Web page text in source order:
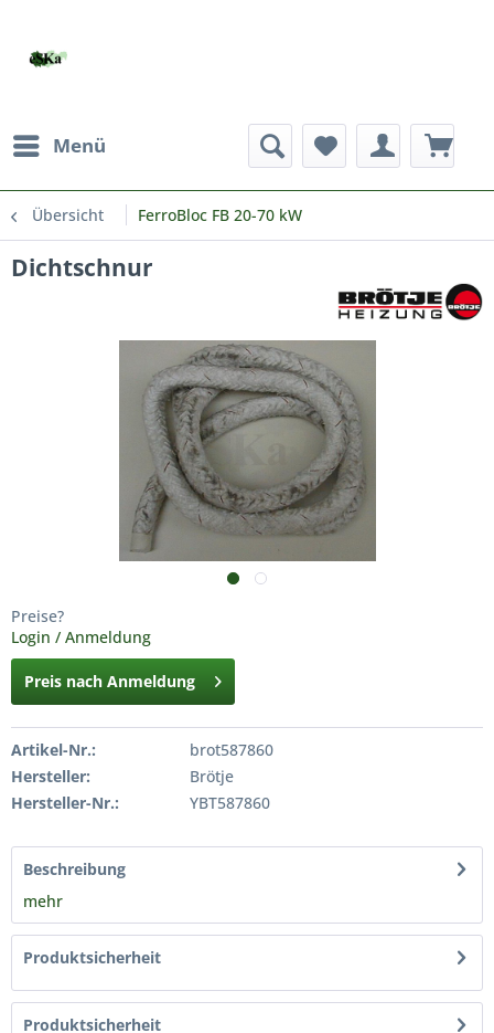
Menü
Übersicht FerroBloc FB 20-70 kW
Dichtschnur
Preise?
Login / Anmeldung
Preis nach Anmeldung
Artikel-Nr.:
brot587860
Hersteller:
Brötje
Hersteller-Nr.:
YBT587860
Beschreibung
mehr
Produktsicherheit
Produktsicherheit